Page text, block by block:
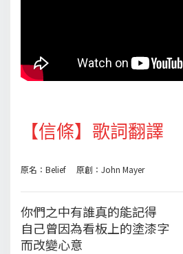
【信條】歌詞翻譯
原名：Belief 原創：John Mayer
你們之中有誰真的能記得
自己曾因為看板上的塗漆字
而改變心意